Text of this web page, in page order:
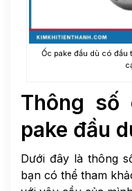
Ốc pake đầu dù có
Thông
pake đầu
Dưới đây là thông
bạn có thể tham